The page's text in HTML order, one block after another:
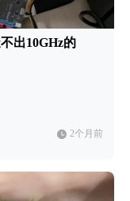
出10GHz的
2个月前